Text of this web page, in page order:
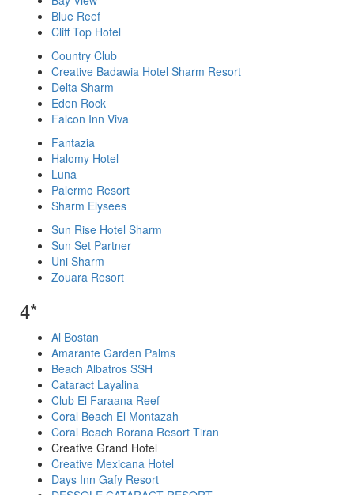
Blue Reef
Cliff Top Hotel
Country Club
Creative Badawia Hotel Sharm Resort
Delta Sharm
Eden Rock
Falcon Inn Viva
Fantazia
Halomy Hotel
Luna
Palermo Resort
Sharm Elysees
Sun Rise Hotel Sharm
Sun Set Partner
Uni Sharm
Zouara Resort
4*
Al Bostan
Amarante Garden Palms
Beach Albatros SSH
Cataract Layalina
Club El Faraana Reef
Coral Beach El Montazah
Coral Beach Rorana Resort Tiran
Creative Grand Hotel
Creative Mexicana Hotel
Days Inn Gafy Resort